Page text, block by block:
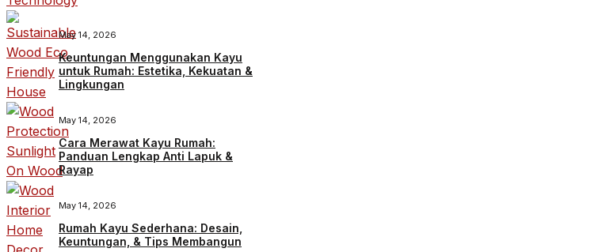
May 14, 2026
Keuntungan Menggunakan Kayu
untuk Rumah: Estetika, Kekuatan &
Lingkungan
May 14, 2026
Cara Merawat Kayu Rumah:
Panduan Lengkap Anti Lapuk &
Rayap
May 14, 2026
Rumah Kayu Sederhana: Desain,
Keuntungan, & Tips Membangun